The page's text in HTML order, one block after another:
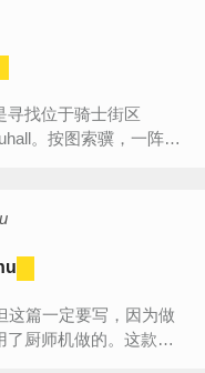
寻找位于骑士街区
。按图索骥，一阵疾
这篇一定要写，因为做
厨师机做的。这款香